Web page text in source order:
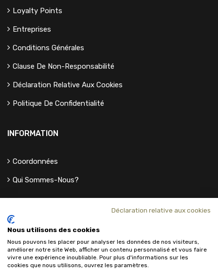
Loyalty Points
Entreprises
Conditions Générales
Clause De Non-Responsabilité
Déclaration Relative Aux Cookies
Politique De Confidentialité
INFORMATION
Coordonnées
Qui Sommes-Nous?
Déclaration relative aux cookies
Nous utilisons des cookies
Nous pouvons les placer pour analyser les données de nos visiteurs,
améliorer notre site Web, afficher un contenu personnalisé et vous faire
vivre une expérience inoubliable. Pour plus d'informations sur les
cookies que nous utilisons, ouvrez les paramètres.